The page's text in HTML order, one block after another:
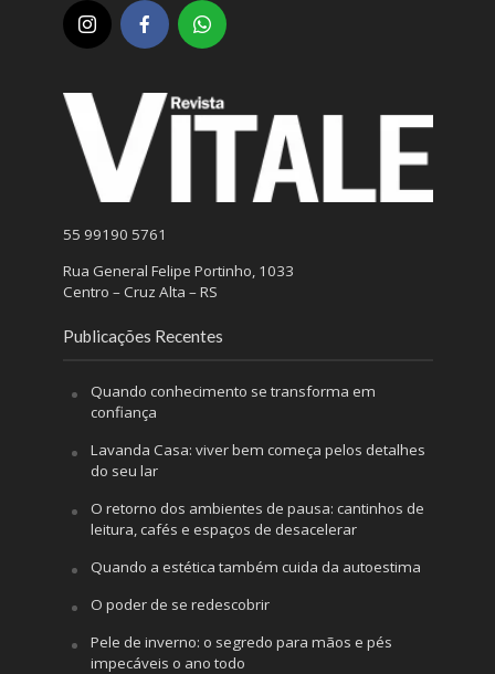
55 99190 5761
Rua General Felipe Portinho, 1033
Centro – Cruz Alta – RS
Publicações Recentes
Quando conhecimento se transforma em
confiança
Lavanda Casa: viver bem começa pelos detalhes
do seu lar
O retorno dos ambientes de pausa: cantinhos de
leitura, cafés e espaços de desacelerar
Quando a estética também cuida da autoestima
O poder de se redescobrir
Pele de inverno: o segredo para mãos e pés
impecáveis o ano todo